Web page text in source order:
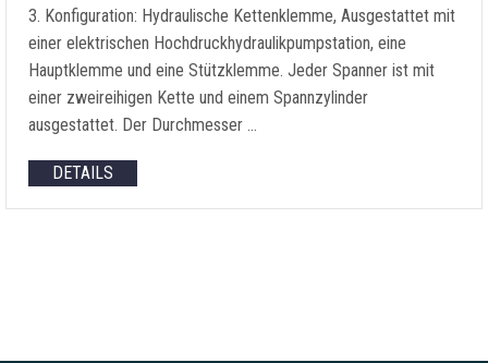
3. Konfiguration: Hydraulische Kettenklemme, Ausgestattet mit
einer elektrischen Hochdruckhydraulikpumpstation, eine
Hauptklemme und eine Stützklemme. Jeder Spanner ist mit
einer zweireihigen Kette und einem Spannzylinder
ausgestattet. Der Durchmesser …
DETAILS